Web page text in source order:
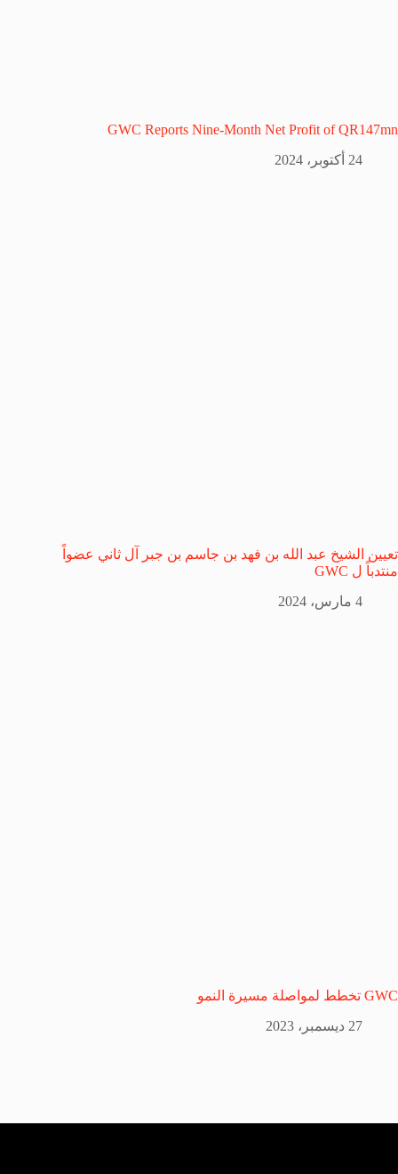
GWC Reports Nine-Month Net Profit of QR147mn
24 أكتوبر، 2024
تعيين الشيخ عبد الله بن فهد بن جاسم بن جبر آل ثاني عضواً
منتدباً ل GWC
4 مارس، 2024
GWC تخطط لمواصلة مسيرة النمو
27 ديسمبر، 2023